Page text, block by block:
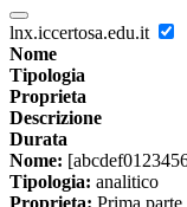
lnx.iccertosa.edu.it
Nome
Tipologia
Proprieta
Descrizione
Durata
Nome:
Tipologia: analitico